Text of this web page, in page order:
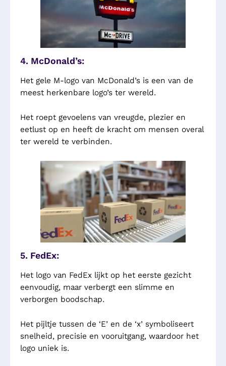
4. McDonald’s:
Het gele M-logo van McDonald’s is een van de
meest herkenbare logo’s ter wereld.
Het roept gevoelens van vreugde, plezier en
eetlust op en heeft de kracht om mensen overal
ter wereld te verbinden.
5. FedEx:
Het logo van FedEx lijkt op het eerste gezicht
eenvoudig, maar verbergt een slimme en
verborgen boodschap.
Het pijltje tussen de ‘E’ en de ‘x’ symboliseert
snelheid, precisie en vooruitgang, waardoor het
logo uniek is.